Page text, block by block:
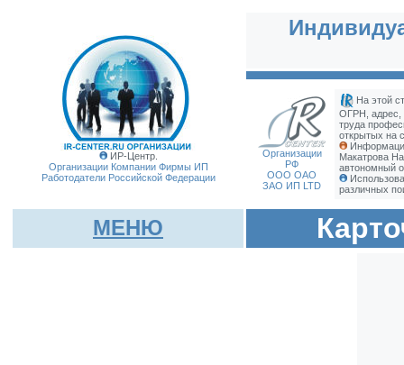
ИР-Центр.
Организации Компании Фирмы ИП
Работодатели Российской Федерации
Организации
РФ
ООО ОАО
ЗАО ИП LTD
На этой
ОГРН, адрес,
труда
открытых на
Макатрова
автономный
различных
МЕНЮ